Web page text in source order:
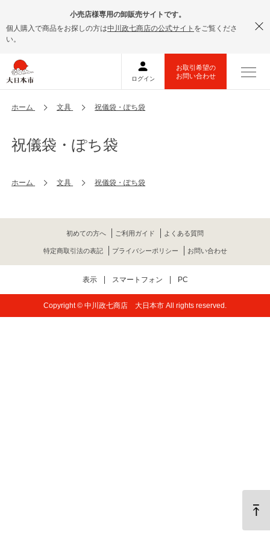
小売店様専用の卸販売サイトです。
個人購入で商品をお探しの方は中川政七商店の公式サイト をご覧くださ
い。
ホーム 文具 祝儀袋・ぽち袋
祝儀袋・ぽち袋
ホーム 文具 祝儀袋・ぽち袋
初めての方へ ご利用ガイド よくある質問
特定商取引法の表記 プライバシーポリシー お問い合わせ
表示 スマートフォン PC
Copyright © 中川政七商店 大日本市 All rights reserved.